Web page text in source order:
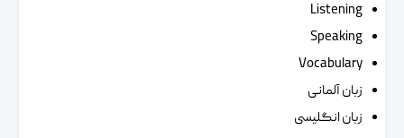
Listening
Speaking
Vocabulary
زبان آلمانی
زبان انگلیسی